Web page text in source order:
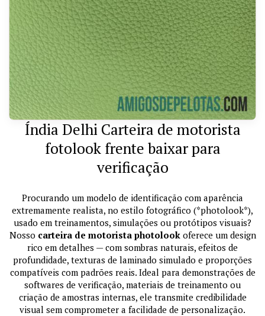
Índia Delhi Carteira de motorista
fotolook frente baixar para
verificação
Procurando um modelo de identificação com aparência
extremamente realista, no estilo fotográfico (*photolook*),
usado em treinamentos, simulações ou protótipos visuais?
Nosso carteira de motorista photolookoferece um design
rico em detalhes — com sombras naturais, efeitos de
profundidade, texturas de laminado simulado e proporções
compatíveis com padrões reais. Ideal para demonstrações de
softwares de verificação, materiais de treinamento ou
criação de amostras internas, ele transmite credibilidade
visual sem comprometer a facilidade de personalização.